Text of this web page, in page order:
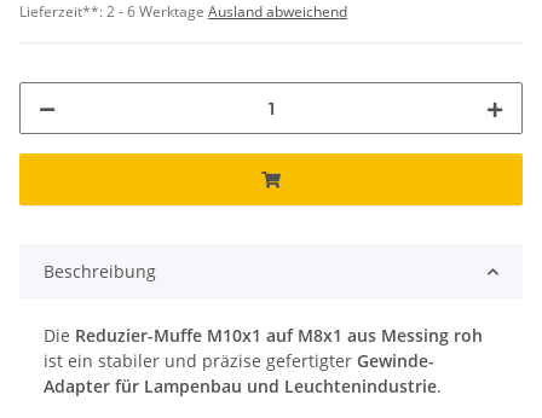
Lieferzeit**:2 - 6 Werktage Ausland abweichend
Beschreibung
Die Reduzier-Muffe M10x1 auf M8x1 aus Messing roh
ist ein stabiler und präzise gefertigter Gewinde-
Adapter für Lampenbau und Leuchtenindustrie.